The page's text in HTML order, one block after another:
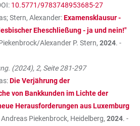
10.5771/9783748953685-27
Stern, Alexander:Examensklausur -
Eheschließung - ja und nein!"
Alexander P. Stern, 2024. -
(2024), 2, Seite 281-297
Die Verjährung der
von Bankkunden im Lichte der
Herausforderungen aus Luxemburg
Piekenbrock, Heidelberg, 2024. -